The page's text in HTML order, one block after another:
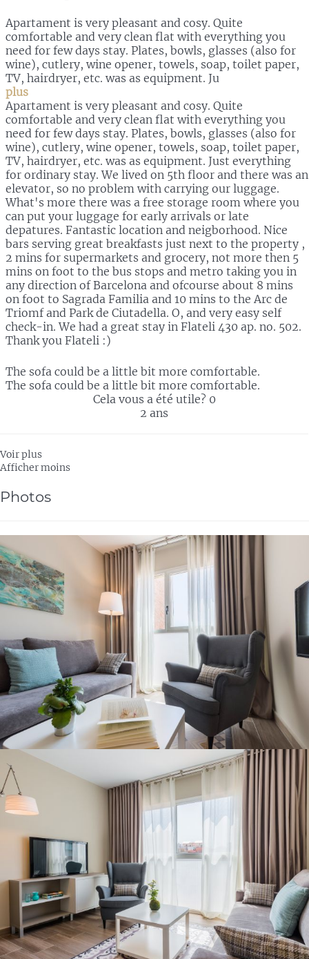
Apartament is very pleasant and cosy. Quite
comfortable and very clean flat with everything you
need for few days stay. Plates, bowls, glasses (also for
wine), cutlery, wine opener, towels, soap, toilet paper,
TV, hairdryer, etc. was as equipment. Ju
plus
Apartament is very pleasant and cosy. Quite
comfortable and very clean flat with everything you
need for few days stay. Plates, bowls, glasses (also for
wine), cutlery, wine opener, towels, soap, toilet paper,
TV, hairdryer, etc. was as equipment. Just everything
for ordinary stay. We lived on 5th floor and there was an
elevator, so no problem with carrying our luggage.
What's more there was a free storage room where you
can put your luggage for early arrivals or late
depatures. Fantastic location and neigborhood. Nice
bars serving great breakfasts just next to the property ,
2 mins for supermarkets and grocery, not more then 5
mins on foot to the bus stops and metro taking you in
any direction of Barcelona and ofcourse about 8 mins
on foot to Sagrada Familia and 10 mins to the Arc de
Triomf and Park de Ciutadella. O, and very easy self
check-in. We had a great stay in Flateli 430 ap. no. 502.
Thank you Flateli :)
The sofa could be a little bit more comfortable.
The sofa could be a little bit more comfortable.
Cela vous a été utile? 0
2 ans
Voir plus
Afficher moins
Photos